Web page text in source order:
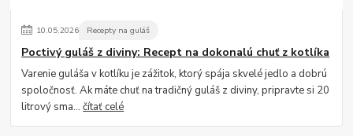
10.05.2026 Recepty na guláš
Poctivý guláš z diviny: Recept na dokonalú chuť z kotlíka
Varenie guláša v kotlíku je zážitok, ktorý spája skvelé jedlo a dobrú
spoločnosť. Ak máte chuť na tradičný guláš z diviny, pripravte si 20
litrový sma...čítať celé